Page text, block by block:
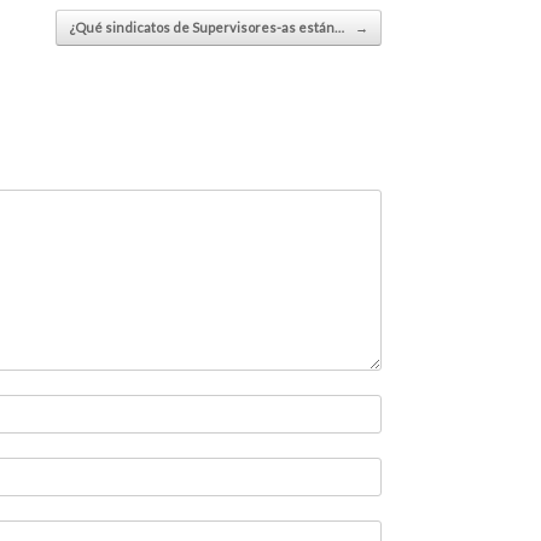
¿Qué sindicatos de Supervisores-as están… →